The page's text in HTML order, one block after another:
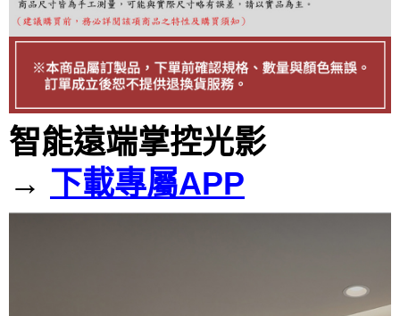
權轉讓予恩沛科技股份有限公司。
２．關於個人資料處理事宜，請瀏覽以下網址：
https://aftee.tw/terms/#terms3
「AFTEE先享後付」，若未經同意申辦者引起之損失，本公司不負相關責
請求用戶進行身份認證。
５．嚴禁一人註冊多個帳號或使用他人資訊註冊。若發現惡意使用之情形，
恩沛科技股份有限公司將有權停止該用戶之使用額度並採取法律行動。
智能遠端掌控光影
→ 下載專屬APP